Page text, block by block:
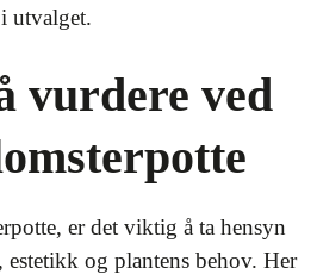
utvalget.
vurdere ved
er det viktig å ta hensyn
og plantens behov. Her